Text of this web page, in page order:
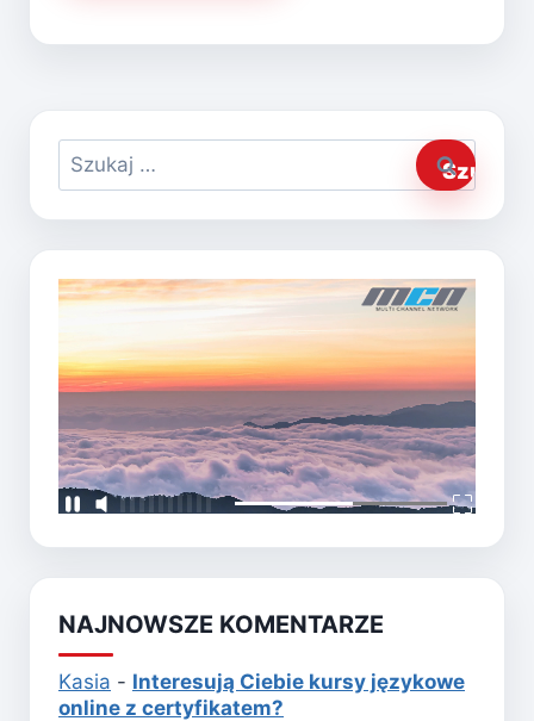
Szukaj:
NAJNOWSZE KOMENTARZE
Kasia - Interesują Ciebie kursy językowe
online z certyfikatem?